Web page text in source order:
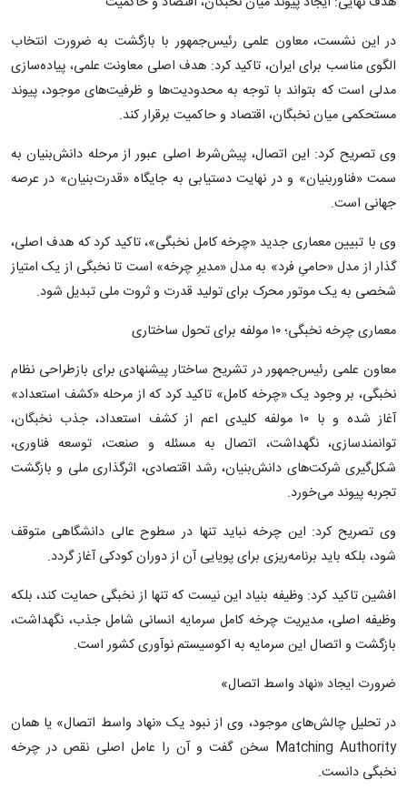
در این نشست، معاون علمی رئیس‌جمهور با بازگشت به ضرورت انتخاب
الگوی مناسب برای ایران، تاکید کرد: هدف اصلی معاونت علمی، پیاده‌سازی
مدلی است که بتواند با توجه به محدودیت‌ها و ظرفیت‌های موجود، پیوند
مستحکمی میان نخبگان، اقتصاد و حاکمیت برقرار کند.
وی تصریح کرد: این اتصال، پیش‌شرط اصلی عبور از مرحله دانش‌بنیان به
سمت «فناوربنیان» و در نهایت دستیابی به جایگاه «قدرت‌بنیان» در عرصه
جهانی است.
وی با تبیین معماری جدید «چرخه کامل نخبگی»، تاکید کرد که هدف اصلی،
گذار از مدل «حامیِ فرد» به مدل «مدیرِ چرخه» است تا نخبگی از یک امتیاز
شخصی به یک موتور محرک برای تولید قدرت و ثروت ملی تبدیل شود.
معماری چرخه نخبگی؛ ۱۰ مولفه برای تحول ساختاری
معاون علمی رئیس‌جمهور در تشریح ساختار پیشنهادی برای بازطراحی نظام
نخبگی، بر وجود یک «چرخه کامل» تاکید کرد که از مرحله «کشف استعداد»
آغاز شده و با ۱۰ مولفه کلیدی اعم از کشف استعداد، جذب نخبگان،
توانمندسازی، نگهداشت، اتصال به مسئله و صنعت، توسعه فناوری،
شکل‌گیری شرکت‌های دانش‌بنیان، رشد اقتصادی، اثرگذاری ملی و بازگشت
تجربه پیوند می‌خورد.
وی تصریح کرد: این چرخه نباید تنها در سطوح عالی دانشگاهی متوقف
شود، بلکه باید برنامه‌ریزی برای پویایی آن از دوران کودکی آغاز گردد.
افشین تاکید کرد: وظیفه بنیاد این نیست که تنها از نخبگی حمایت کند، بلکه
وظیفه اصلی، مدیریت چرخه کامل سرمایه انسانی شامل جذب، نگهداشت،
بازگشت و اتصال این سرمایه به اکوسیستم نوآوری کشور است.
ضرورت ایجاد «نهاد واسط اتصال»
در تحلیل چالش‌های موجود، وی از نبود یک «نهاد واسط اتصال» یا همان
Matching Authority سخن گفت و آن را عامل اصلی نقص در چرخه
نخبگی دانست.